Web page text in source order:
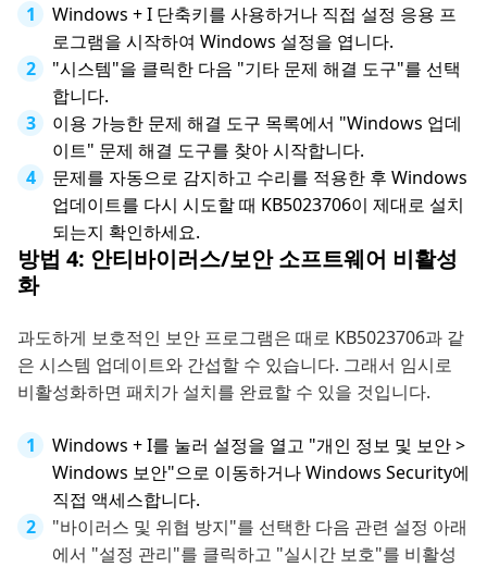
Windows + I 단축키를 사용하거나 직접 설정 응용 프
로그램을 시작하여 Windows 설정을 엽니다.
"시스템"을 클릭한 다음 "기타 문제 해결 도구"를 선택
합니다.
이용 가능한 문제 해결 도구 목록에서 "Windows 업데
이트" 문제 해결 도구를 찾아 시작합니다.
문제를 자동으로 감지하고 수리를 적용한 후 Windows
업데이트를 다시 시도할 때 KB5023706이 제대로 설치
되는지 확인하세요.
방법 4: 안티바이러스/보안 소프트웨어 비활성
화
과도하게 보호적인 보안 프로그램은 때로 KB5023706과 같
은 시스템 업데이트와 간섭할 수 있습니다. 그래서 임시로
비활성화하면 패치가 설치를 완료할 수 있을 것입니다.
Windows + I를 눌러 설정을 열고 "개인 정보 및 보안 >
Windows 보안"으로 이동하거나 Windows Security에
직접 액세스합니다.
"바이러스 및 위협 방지"를 선택한 다음 관련 설정 아래
에서 "설정 관리"를 클릭하고 "실시간 보호"를 비활성